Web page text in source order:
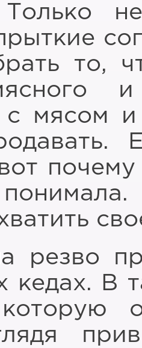
то,
с мясом
резво
кедах. В
которую